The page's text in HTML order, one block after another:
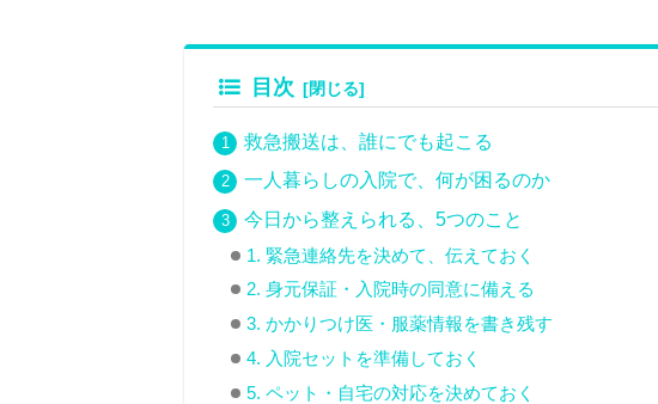
目次
救急搬送は、誰にでも起こる
一人暮らしの入院で、何が困るのか
今日から整えられる、5つのこと
1. 緊急連絡先を決めて、伝えておく
2. 身元保証・入院時の同意に備える
3. かかりつけ医・服薬情報を書き残す
4. 入院セットを準備しておく
5. ペット・自宅の対応を決めておく